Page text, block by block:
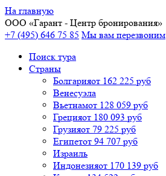
На главную
ООО «Гарант - Центр бронирования»
+7 (495) 646 75 85 Мы вам перезвоним
Поиск тура
Cтраны
Болгарияот 162 225 руб
Венесуэла
Вьетнамот 128 059 руб
Грецияот 180 093 руб
Грузияот 79 225 руб
Египетот 94 707 руб
Израиль
Индонезияот 170 139 руб